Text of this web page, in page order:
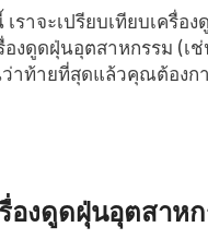
าจะเปรียบเทียบเครื่อง
องดูดฝุ่นอุตสาหกรรม (เ
าท้ายที่สุดแล้วคุณต้องก
องดูดฝุ่นอุตสาห